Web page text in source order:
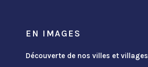
EN IMAGES
Découverte de nos villes et villages